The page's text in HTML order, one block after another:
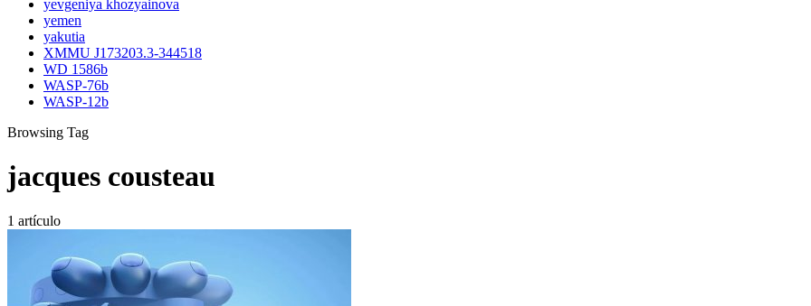
yevgeniya khozyainova
yemen
yakutia
XMMU J173203.3-344518
WD 1586b
WASP-76b
WASP-12b
Browsing Tag
jacques cousteau
1 artículo